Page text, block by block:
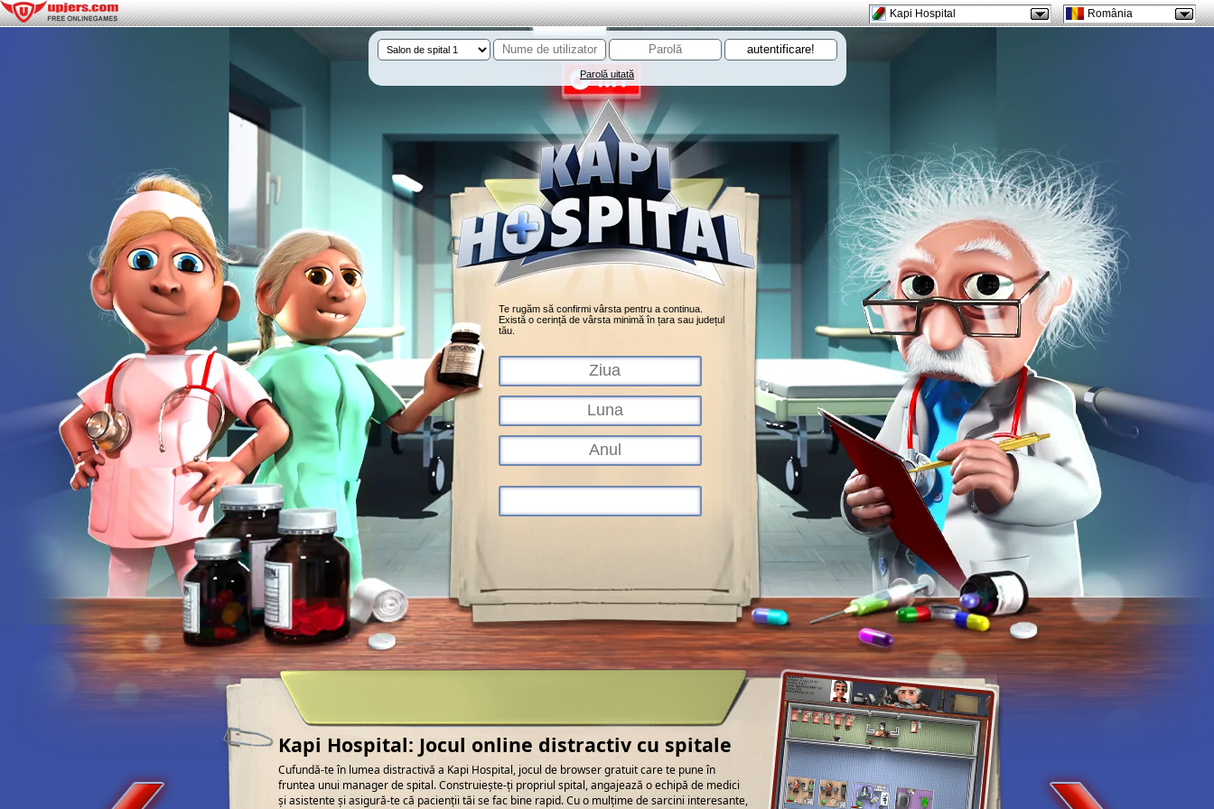
Kapi Hospital România
Parolă uitată
Te rugăm să confirmi vârsta pentru a continua.
Există o cerință de vârsta minimă în țara sau județul
tău.
Kapi Hospital: Jocul online distractiv cu spitale
Cufundă-te în lumea distractivă a Kapi Hospital, jocul de browser gratuit care te pune în
fruntea unui manager de spital. Construiește-ți propriul spital, angajează o echipă de medici
și asistente și asigură-te că pacienții tăi se fac bine rapid. Cu o mulțime de sarcini interesante,